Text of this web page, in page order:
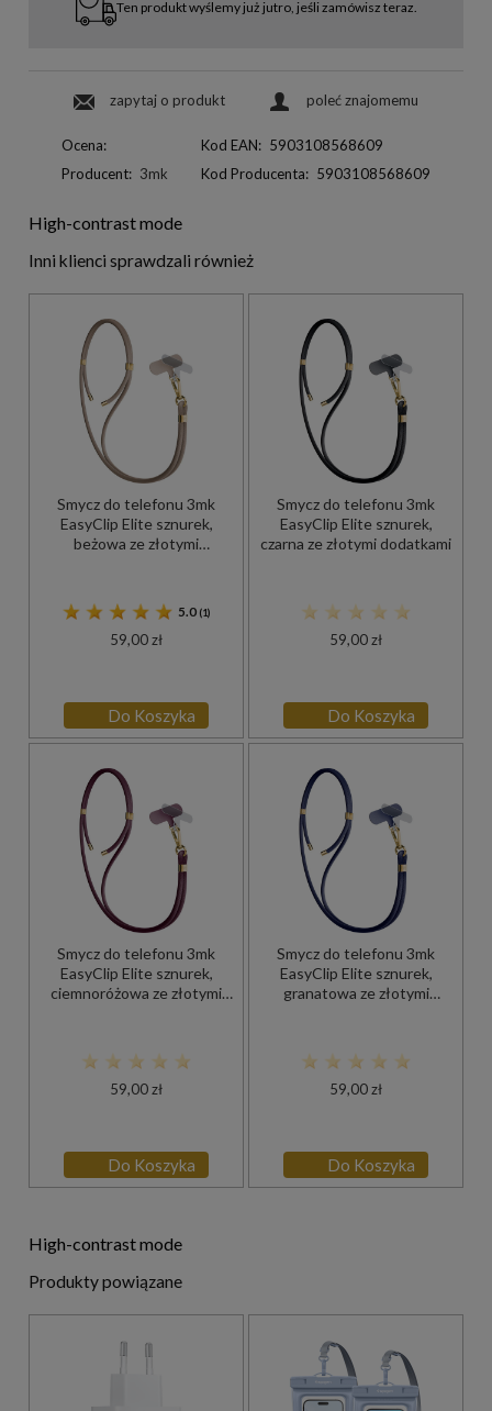
Ten produkt wyślemy już jutro, jeśli zamówisz teraz.
zapytaj o produkt poleć znajomemu
Ocena:
Producent: 3mk
Kod EAN: 5903108568609
Kod Producenta: 5903108568609
High-contrast mode
Inni klienci sprawdzali również
Smycz do telefonu 3mk
EasyClip Elite sznurek,
beżowa ze złotymi
5.0 (1)
59,00 zł
Do Koszyka
Smycz do telefonu 3mk
EasyClip Elite sznurek,
czarna ze złotymi dodatkami
59,00 zł
Do Koszyka
Smycz do telefonu 3mk
EasyClip Elite sznurek,
ciemnoróżowa ze złotymi
59,00 zł
Do Koszyka
Smycz do telefonu 3mk
EasyClip Elite sznurek,
granatowa ze złotymi
59,00 zł
Do Koszyka
High-contrast mode
Produkty powiązane